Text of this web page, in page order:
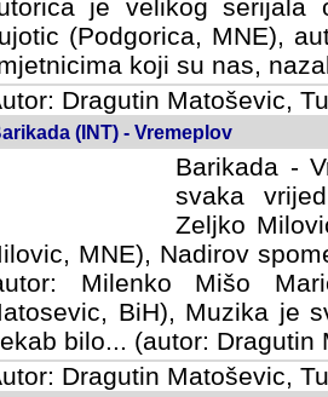
je velikog serijala
(Podgorica, MNE),
koji su nas,
Dragutin Matoševic,
(INT) - Vremeplov
Barikada -
svaka
Milovic,
Nadirov spomenar
Mišo Maric, UK),
je svirala (autor:
Dragutin Matosevic,
Dragutin Matoševic,